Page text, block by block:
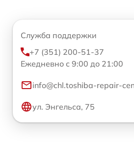
Служба поддержки
+7 (351) 200-51-37
Ежедневно с 9:00 до 21:00
info@chl.toshiba-repair-
ул. Энгельса, 75